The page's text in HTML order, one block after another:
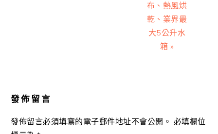
布、熱風烘
乾、業界最
大5公升水
箱 »
發佈留言
發佈留言必須填寫的電子郵件地址不會公開。 必填欄位